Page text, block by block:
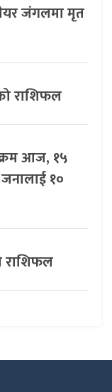
जंगलमा मृत
राशिफल
आज, १५
१०
राशिफल